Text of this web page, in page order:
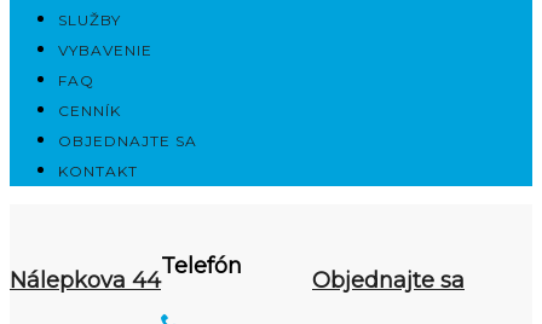
SLUŽBY
VYBAVENIE
FAQ
CENNÍK
OBJEDNAJTE SA
KONTAKT
Nálepkova 44
Telefón
Objednajte sa